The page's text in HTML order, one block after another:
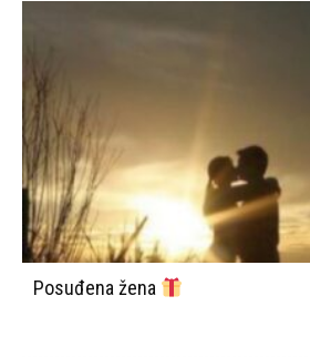
Posuđena žena